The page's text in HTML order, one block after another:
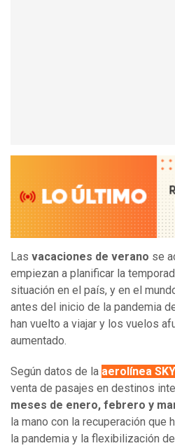
Las vacaciones de verano se
empiezan a planificar la
situación en el país, y en el
antes del inicio de la pandemia
han vuelto a viajar y los vuelos
aumentado.
Según datos de la aerolínea SKY
venta de pasajes en destinos
meses de enero, febrero y
la mano con la recuperación
la pandemia y la flexibilización